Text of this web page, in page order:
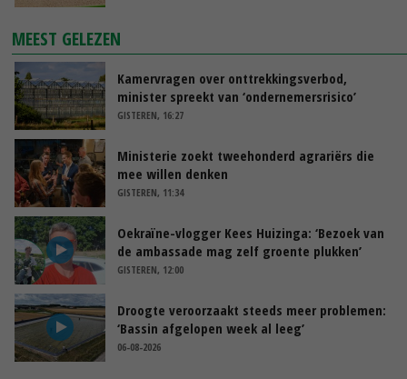
MEEST GELEZEN
Kamervragen over onttrekkingsverbod,
minister spreekt van ‘ondernemersrisico’
GISTEREN, 16:27
Ministerie zoekt tweehonderd agrariërs die
mee willen denken
GISTEREN, 11:34
Oekraïne-vlogger Kees Huizinga: ‘Bezoek van
de ambassade mag zelf groente plukken’
GISTEREN, 12:00
Droogte veroorzaakt steeds meer problemen:
‘Bassin afgelopen week al leeg’
06-08-2026